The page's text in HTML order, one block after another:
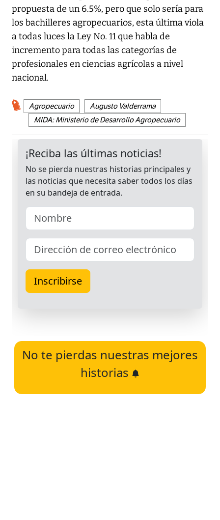
propuesta de un 6.5%, pero que solo sería para
los bachilleres agropecuarios, esta última viola
a todas luces la Ley No. 11 que habla de
incremento para todas las categorías de
profesionales en ciencias agrícolas a nivel
nacional.
Agropecuario
Augusto Valderrama
MIDA: Ministerio de Desarrollo Agropecuario
No te pierdas nuestras mejores
historias